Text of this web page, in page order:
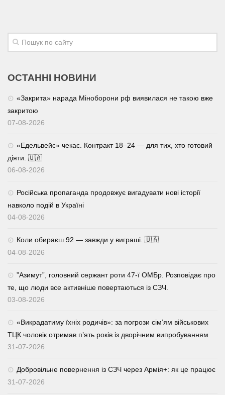
ОСТАННІ НОВИНИ
«Закрита» нарада Міноборони рф виявилася не такою вже
закритою
07-08-2026
«Едельвейс» чекає. Контракт 18–24 — для тих, хто готовий
діяти. 🇺🇦
06-08-2026
Російська пропаганда продовжує вигадувати нові історії
навколо подій в Україні
04-08-2026
Коли обираєш 92 — завжди у виграші. 🇺🇦
04-08-2026
⁨”Азимут”, головний сержант роти 47-ї ОМБр. Розповідає про
те, що люди все активніше повертаються із СЗЧ.
03-08-2026
«Викрадатиму їхніх родичів»: за погрози сім’ям військових
ТЦК чоловік отримав п’ять років із дворічним випробуванням
31-07-2026
Добровільне повернення із СЗЧ через Армія+: як це працює
31-07-2026